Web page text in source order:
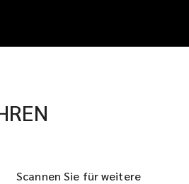
Scannen Sie für weitere